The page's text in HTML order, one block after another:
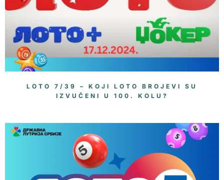
LOTO 7/39 – KOJI LOTO BROJEVI SU
IZVUČENI U 100. KOLU?